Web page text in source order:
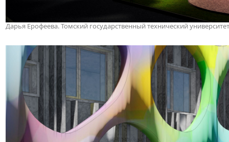
Дарья Ерофеева. Томский государственный технический университет